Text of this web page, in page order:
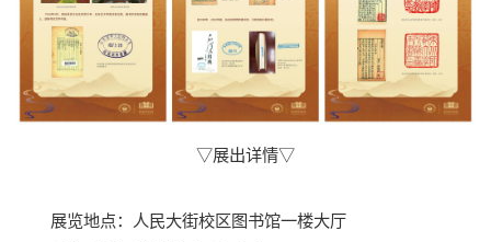
▽展出详情▽
展览地点：人民大街校区图书馆一楼大厅